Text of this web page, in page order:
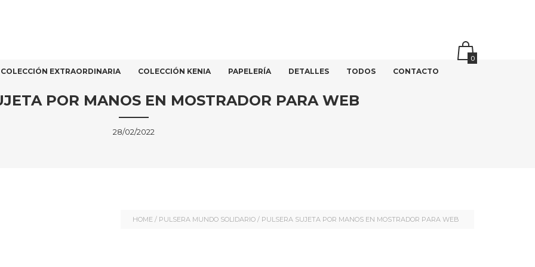
COLECCIÓN EXTRAORDINARIA COLECCIÓN KENIA PAPELERÍA DETALLES TODOS CONTACTO
0
POR MANOS EN MOSTRADOR PARA WEB
28/02/2022
HOME / PULSERA MUNDO SOLIDARIO / PULSERA SUJETA POR MANOS EN MOSTRADOR PARA WEB